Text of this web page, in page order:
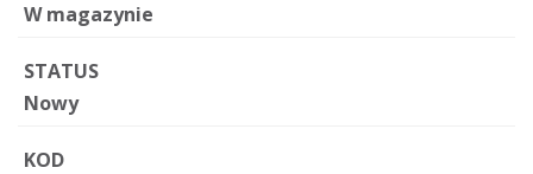
W magazynie
STATUS
Nowy
KOD